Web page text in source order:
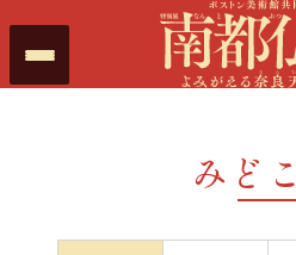
コンテンツへスキップ
メニューを開く
みど